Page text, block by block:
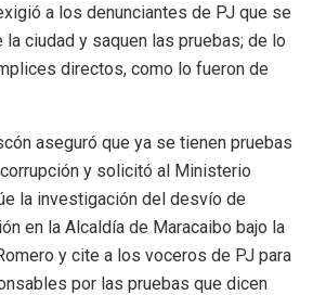
a los denunciantes de PJ que se
la ciudad y saquen las pruebas; de lo
directos, como lo fueron de
aseguró que ya se tienen pruebas
y solicitó al Ministerio
la investigación del desvío de
en la Alcaldía de Maracaibo bajo la
y cite a los voceros de PJ para
por las pruebas que dicen